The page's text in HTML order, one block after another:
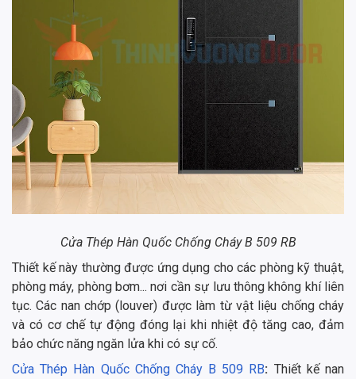
Cửa Thép Hàn Quốc Chống Cháy B 509 RB
Thiết kế này thường được ứng dụng cho các phòng kỹ thuật,
phòng máy, phòng bơm... nơi cần sự lưu thông không khí liên
tục. Các nan chớp (louver) được làm từ vật liệu chống cháy
và có cơ chế tự động đóng lại khi nhiệt độ tăng cao, đảm
bảo chức năng ngăn lửa khi có sự cố.
Cửa Thép Hàn Quốc Chống Cháy B 509 RB: Thiết kế nan